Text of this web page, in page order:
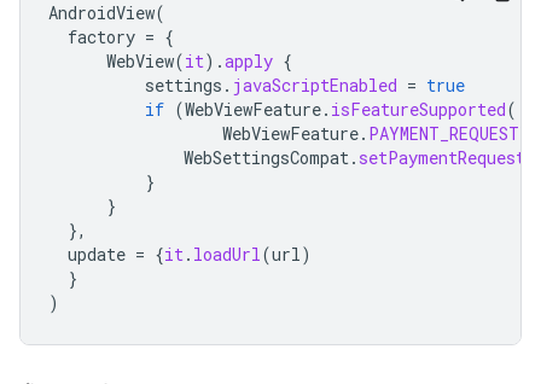
AndroidView(
factory = {
WebView(it).apply {
settings . javaScriptEnabled = true
if (WebViewFeature. isFeatureSupported(
WebViewFeature. PAYMENT_REQUEST
WebSettingsCompat.
}
}
},
update = {it. loadUrl(url)
}
)